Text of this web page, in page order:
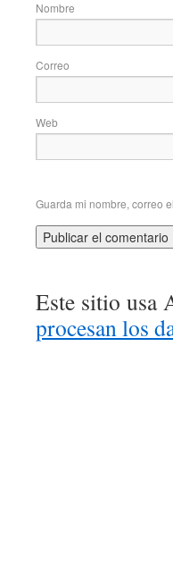
Web
Guarda mi nombre, correo
Este sitio usa
procesan los